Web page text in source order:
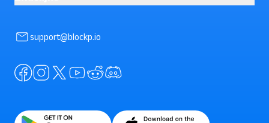
Kako blokirati YouTube kratke videozapise na Android ?
support@blockp.io